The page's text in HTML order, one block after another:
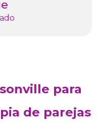
para
de parejas